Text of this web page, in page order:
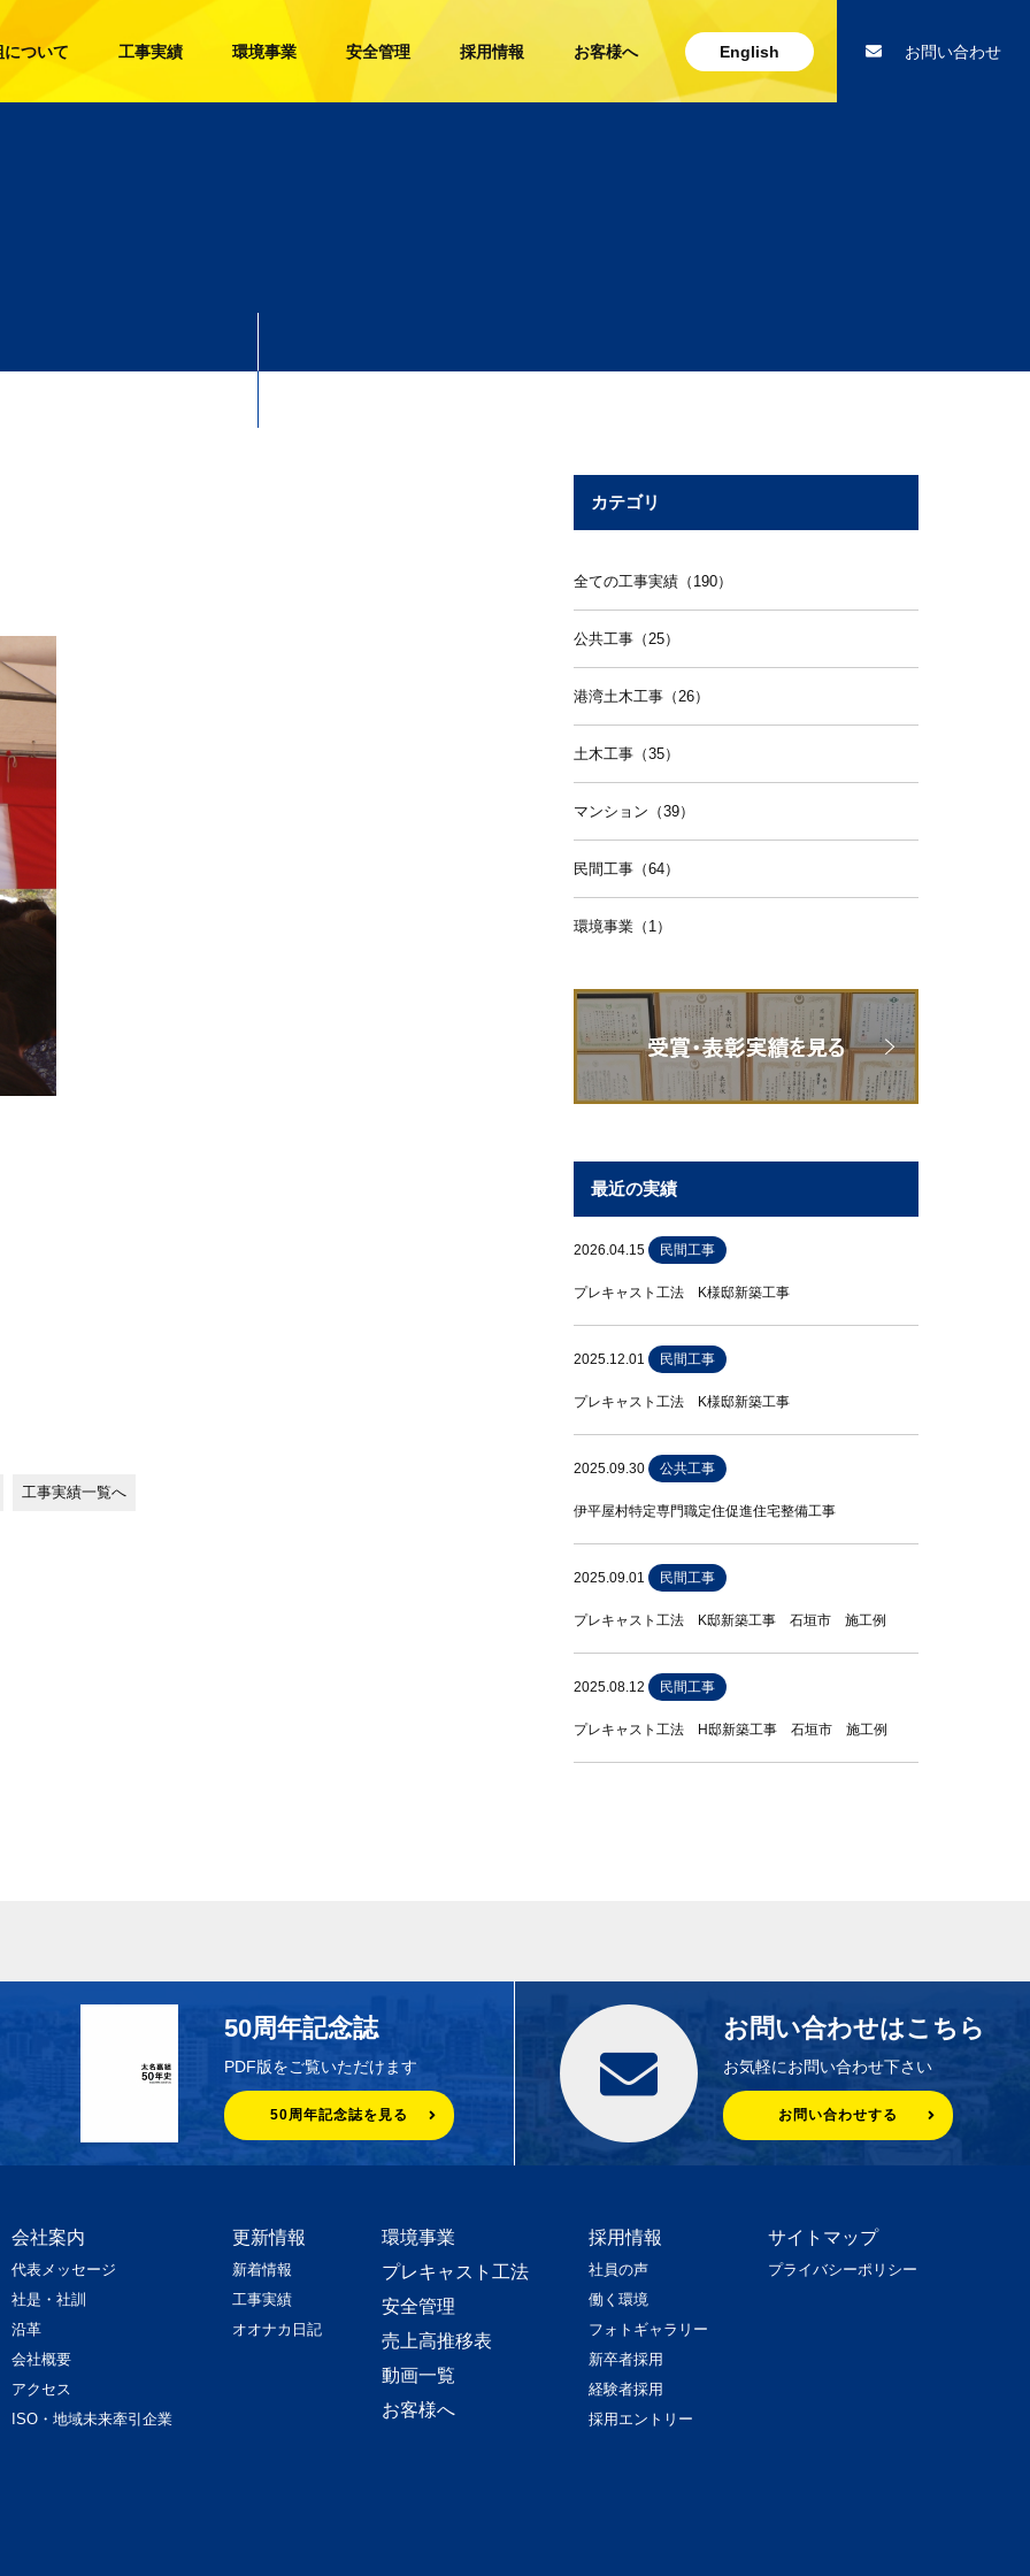
ついて 工事実績 環境事業 安全管理 採用情報 お客様へ English お問い合わせ
工事実績一覧へ
カテゴリ
全ての工事実績（190）
公共工事（25）
港湾土木工事（26）
土木工事（35）
マンション（39）
民間工事（64）
環境事業（1）
最近の実績
2026.04.15 民間工事
プレキャスト工法 K様邸新築工事
2025.12.01 民間工事
プレキャスト工法 K様邸新築工事
2025.09.30 公共工事
伊平屋村特定専門職定住促進住宅整備工事
2025.09.01 民間工事
プレキャスト工法 K邸新築工事 石垣市 施工例
2025.08.12 民間工事
プレキャスト工法 H邸新築工事 石垣市 施工例
50周年記念誌
PDF版をご覧いただけます
50周年記念誌を見る
お問い合わせはこちら
お気軽にお問い合わせ下さい
お問い合わせする
会社案内
代表メッセージ
社是・社訓
沿革
会社概要
アクセス
ISO・地域未来牽引企業
更新情報
新着情報
工事実績
オオナカ日記
環境事業
プレキャスト工法
安全管理
売上高推移表
動画一覧
お客様へ
採用情報
社員の声
働く環境
フォトギャラリー
新卒者採用
経験者採用
採用エントリー
サイトマップ
プライバシーポリシー